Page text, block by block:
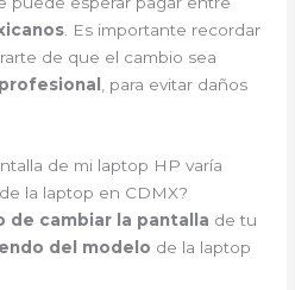
. Es importante recordar
de que el cambio sea
, para evitar daños
de mi laptop HP varía
la laptop en CDMX?
de cambiar la pantalla de tu
del modelo de la laptop